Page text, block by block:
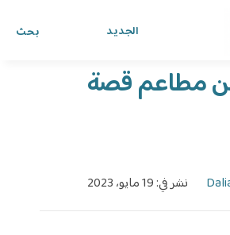
بحث الجديد
العربي
مطاعم قصة
نشر في: 19 مايو، 2023